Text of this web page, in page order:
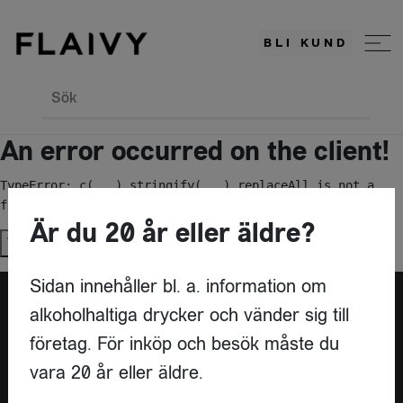
BLI KUND
Sök
An error occurred on the client!
TypeError: c(...).stringify(...).replaceAll is not a
function
Try again
Är du leverantör?
Är du 20 år eller äldre?
Sidan innehåller bl. a. information om
alkoholhaltiga drycker och vänder sig till
företag. För inköp och besök måste du
vara 20 år eller äldre.